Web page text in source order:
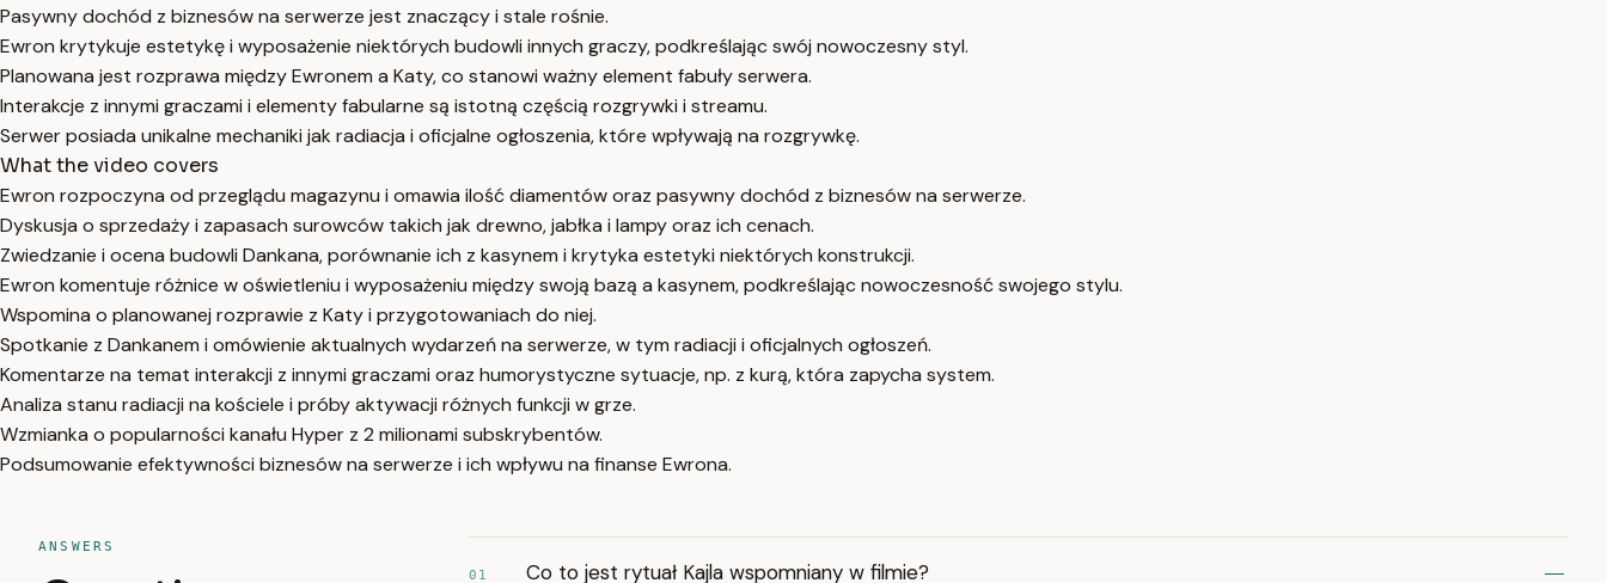
Pasywny dochód z biznesów na serwerze jest znaczący i stale rośnie.
Ewron krytykuje estetykę i wyposażenie niektórych budowli innych graczy, podkreślając swój nowoczesny styl.
Planowana jest rozprawa między Ewronem a Katy, co stanowi ważny element fabuły serwera.
Interakcje z innymi graczami i elementy fabularne są istotną częścią rozgrywki i streamu.
Serwer posiada unikalne mechaniki jak radiacja i oficjalne ogłoszenia, które wpływają na rozgrywkę.
What the video covers
Ewron rozpoczyna od przeglądu magazynu i omawia ilość diamentów oraz pasywny dochód z biznesów na serwerze.
Dyskusja o sprzedaży i zapasach surowców takich jak drewno, jabłka i lampy oraz ich cenach.
Zwiedzanie i ocena budowli Dankana, porównanie ich z kasynem i krytyka estetyki niektórych konstrukcji.
Ewron komentuje różnice w oświetleniu i wyposażeniu między swoją bazą a kasynem, podkreślając nowoczesność swojego stylu.
Wspomina o planowanej rozprawie z Katy i przygotowaniach do niej.
Spotkanie z Dankanem i omówienie aktualnych wydarzeń na serwerze, w tym radiacji i oficjalnych ogłoszeń.
Komentarze na temat interakcji z innymi graczami oraz humorystyczne sytuacje, np. z kurą, która zapycha system.
Analiza stanu radiacji na kościele i próby aktywacji różnych funkcji w grze.
Wzmianka o popularności kanału Hyper z 2 milionami subskrybentów.
Podsumowanie efektywności biznesów na serwerze i ich wpływu na finanse Ewrona.
ANSWERS
01 Co to jest rytuał Kajla wspomniany w filmie?